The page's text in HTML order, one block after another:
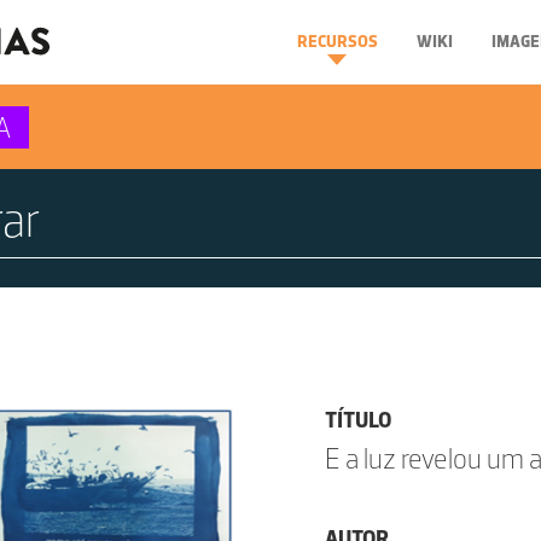
RECURSOS WIKI
TÍTULO
E a luz revelou um